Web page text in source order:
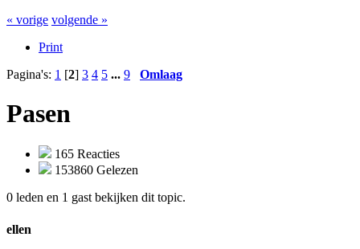
« vorige volgende »
Print
Pagina's: 1 [2] 3 4 5 ... 9 Omlaag
Pasen
165 Reacties
153860 Gelezen
0 leden en 1 gast bekijken dit topic.
ellen